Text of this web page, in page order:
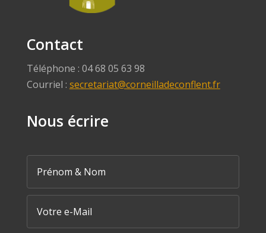
Contact
Téléphone : 04 68 05 63 98
Courriel : secretariat@corneilladeconflent.fr
Nous écrire